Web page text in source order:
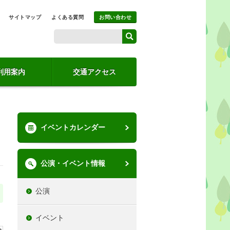
サイトマップ よくある質問 お問い合わせ
用案内 交通アクセス
イベントカレンダー
公演・イベント情報
公演
イベント